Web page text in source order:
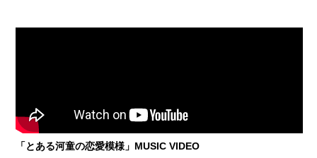
「とある河童の恋愛模様」MUSIC VIDEO